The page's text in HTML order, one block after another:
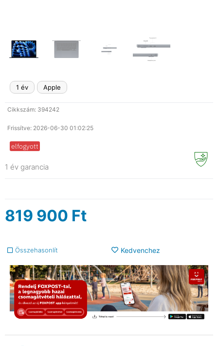
1 év Apple
Cikkszám: 394242
Frissítve: 2026-06-30 01:02:25
elfogyott
1 év garancia
819 900 Ft
Összehasonlít Kedvenchez